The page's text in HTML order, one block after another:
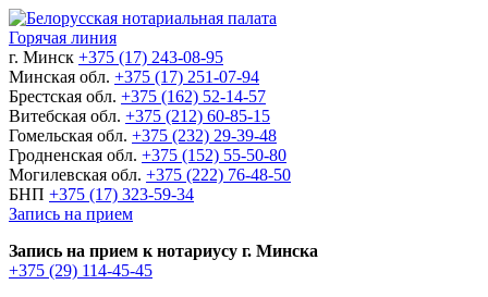
Горячая линия
г. Минск +375 (17) 243-08-95
Минская обл. +375 (17) 251-07-94
Брестская обл. +375 (162) 52-14-57
Витебская обл. +375 (212) 60-85-15
Гомельская обл. +375 (232) 29-39-48
Гродненская обл. +375 (152) 55-50-80
Могилевская обл. +375 (222) 76-48-50
БНП +375 (17) 323-59-34
Запись на прием
Запись на прием к нотариусу г. Минска
+375 (29) 114-45-45